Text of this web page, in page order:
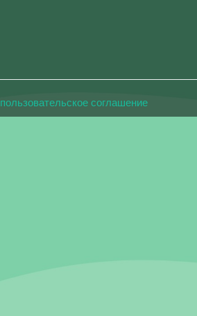
пользовательское соглашение